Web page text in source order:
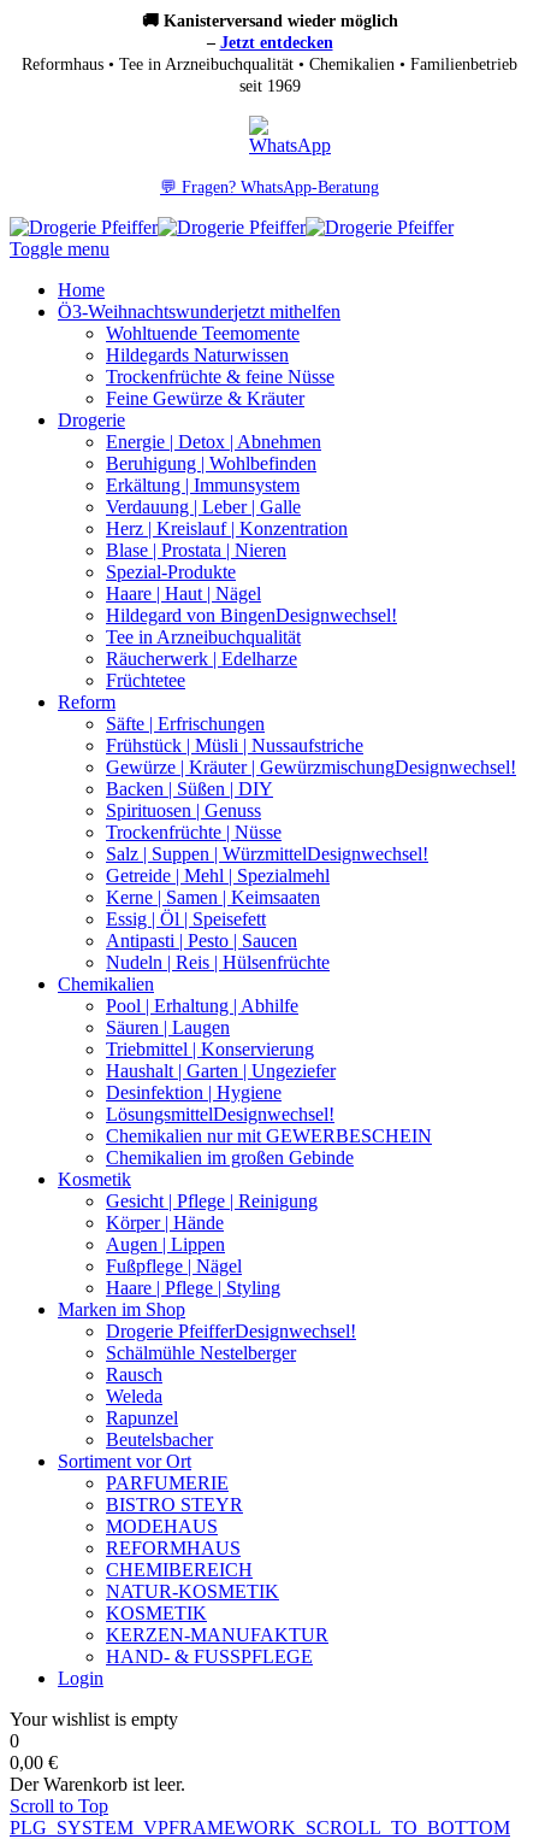
🚚 Kanisterversand wieder möglich
– Jetzt entdecken
Reformhaus • Tee in Arzneibuchqualität • Chemikalien • Familienbetrieb
seit 1969
💬 Fragen? WhatsApp-Beratung
Toggle menu
Home
Ö3-Weihnachtswunderjetzt mithelfen
Wohltuende Teemomente
Hildegards Naturwissen
Trockenfrüchte & feine Nüsse
Feine Gewürze & Kräuter
Drogerie
Energie | Detox | Abnehmen
Beruhigung | Wohlbefinden
Erkältung | Immunsystem
Verdauung | Leber | Galle
Herz | Kreislauf | Konzentration
Blase | Prostata | Nieren
Spezial-Produkte
Haare | Haut | Nägel
Hildegard von BingenDesignwechsel!
Tee in Arzneibuchqualität
Räucherwerk | Edelharze
Früchtetee
Reform
Säfte | Erfrischungen
Frühstück | Müsli | Nussaufstriche
Gewürze | Kräuter | GewürzmischungDesignwechsel!
Backen | Süßen | DIY
Spirituosen | Genuss
Trockenfrüchte | Nüsse
Salz | Suppen | WürzmittelDesignwechsel!
Getreide | Mehl | Spezialmehl
Kerne | Samen | Keimsaaten
Essig | Öl | Speisefett
Antipasti | Pesto | Saucen
Nudeln | Reis | Hülsenfrüchte
Chemikalien
Pool | Erhaltung | Abhilfe
Säuren | Laugen
Triebmittel | Konservierung
Haushalt | Garten | Ungeziefer
Desinfektion | Hygiene
LösungsmittelDesignwechsel!
Chemikalien nur mit GEWERBESCHEIN
Chemikalien im großen Gebinde
Kosmetik
Gesicht | Pflege | Reinigung
Körper | Hände
Augen | Lippen
Fußpflege | Nägel
Haare | Pflege | Styling
Marken im Shop
Drogerie PfeifferDesignwechsel!
Schälmühle Nestelberger
Rausch
Weleda
Rapunzel
Beutelsbacher
Sortiment vor Ort
PARFUMERIE
BISTRO STEYR
MODEHAUS
REFORMHAUS
CHEMIBEREICH
NATUR-KOSMETIK
KOSMETIK
KERZEN-MANUFAKTUR
HAND- & FUSSPFLEGE
Login
Your wishlist is empty
0
0,00 €
Der Warenkorb ist leer.
Scroll to Top
PLG_SYSTEM_VPFRAMEWORK_SCROLL_TO_BOTTOM